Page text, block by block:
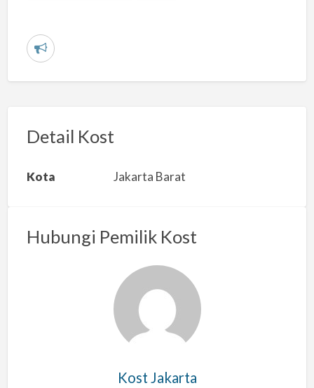
L
r
a
s
Detail Kost
Kota Jakarta Barat
Hubungi Pemilik Kost
Kost Jakarta